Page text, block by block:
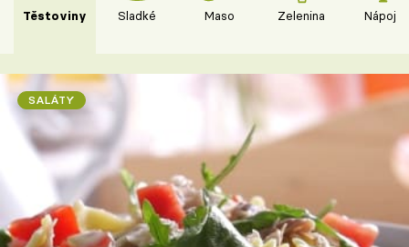
Těstoviny Sladké Maso Zelenina Nápoje
SALÁTY